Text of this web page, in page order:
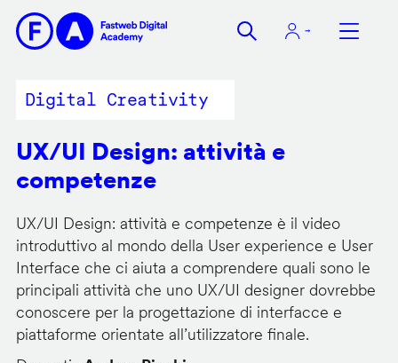
contenuto
Digital Creativity
UX/UI Design: attività e
competenze
UX/UI Design: attività e competenze è il video
introduttivo al mondo della User experience e User
Interface che ci aiuta a comprendere quali sono le
principali attività che uno UX/UI designer dovrebbe
conoscere per la progettazione di interfacce e
piattaforme orientate all’utilizzatore finale.